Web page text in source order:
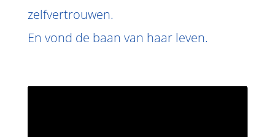
zelfvertrouwen.
En vond de baan van haar leven.